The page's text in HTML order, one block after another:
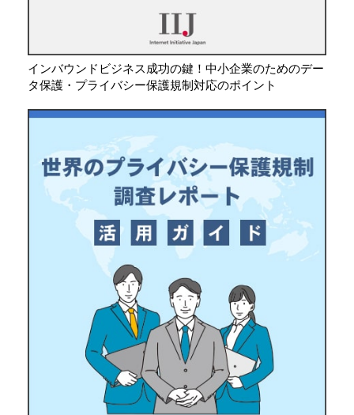
インバウンドビジネス成功の鍵！中小企業のためのデー
タ保護・プライバシー保護規制対応のポイント